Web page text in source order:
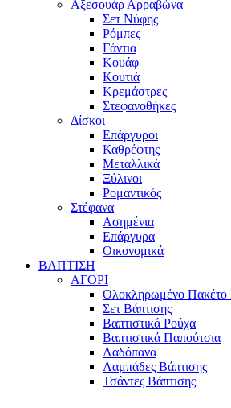
Αξεσουάρ Αρραβώνα
Σετ Νύφης
Ρόμπες
Γάντια
Κουάφ
Κουτιά
Κρεμάστρες
Στεφανοθήκες
Δίσκοι
Επάργυροι
Καθρέφτης
Μεταλλικά
Ξύλινοι
Ρομαντικός
Στέφανα
Ασημένια
Επάργυρα
Οικονομικά
ΒΑΠΤΙΣΗ
ΑΓΟΡΙ
Ολοκληρωμένο Πακέτο
Σετ Βάπτισης
Βαπτιστικά Ρούχα
Βαπτιστικά Παπούτσια
Λαδόπανα
Λαμπάδες Βάπτισης
Τσάντες Βάπτισης